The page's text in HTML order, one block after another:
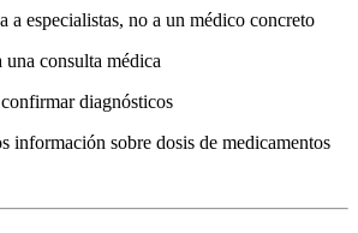
a especialistas, no a un médico concreto
una consulta médica
diagnósticos
información sobre dosis de medicamentos